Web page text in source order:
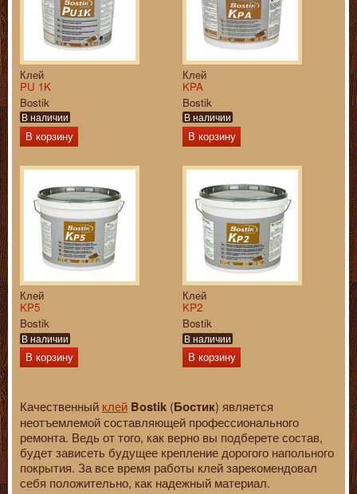
Клей
PU 1K
Bostik
В наличии
В корзину
Клей
KPA
Bostik
В наличии
В корзину
Клей
KP5
Bostik
В наличии
В корзину
Клей
KP2
Bostik
В наличии
В корзину
Качественный клей Bostik (Бостик) является
неотъемлемой составляющей профессионального
ремонта. Ведь от того, как верно вы подберете состав,
будет зависеть будущее крепление дорогого напольного
покрытия. За все время работы клей зарекомендовал
себя положительно, как надежный материал.